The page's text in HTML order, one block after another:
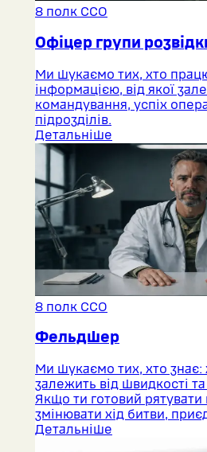
8 полк ССО
Офіцер групи
Ми шукаємо тих, хто
інформацією, від якої
командування, успіх
підрозділів.
Детальніше
8 полк ССО
Фельдшер
Ми шукаємо тих, хто знає:
залежить від швидкості
Якщо ти готовий рятувати
змінювати хід битви,
Детальніше